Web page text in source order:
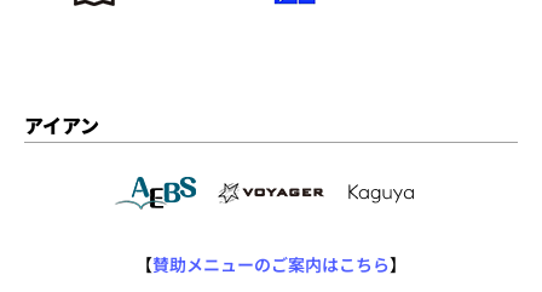
アイアン
【賛助メニューのご案内はこちら】